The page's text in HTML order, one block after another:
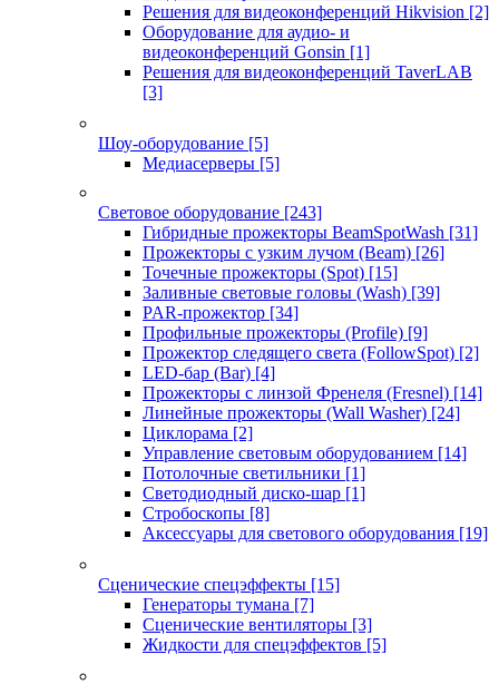
Решения для видеоконференций Hikvision [2]
Оборудование для аудио- и
видеоконференций Gonsin [1]
Решения для видеоконференций TaverLAB
[3]
Шоу-оборудование [5]
Медиасерверы [5]
Световое оборудование [243]
Гибридные прожекторы BeamSpotWash [31]
Прожекторы с узким лучом (Beam) [26]
Точечные прожекторы (Spot) [15]
Заливные световые головы (Wash) [39]
PAR-прожектор [34]
Профильные прожекторы (Profile) [9]
Прожектор следящего света (FollowSpot) [2]
LED-бар (Bar) [4]
Прожекторы с линзой Френеля (Fresnel) [14]
Линейные прожекторы (Wall Washer) [24]
Циклорама [2]
Управление световым оборудованием [14]
Потолочные светильники [1]
Светодиодный диско-шар [1]
Стробоскопы [8]
Аксессуары для светового оборудования [19]
Сценические спецэффекты [15]
Генераторы тумана [7]
Сценические вентиляторы [3]
Жидкости для спецэффектов [5]